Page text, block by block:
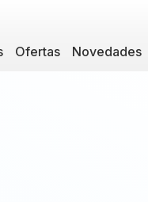
Ofertas Novedades